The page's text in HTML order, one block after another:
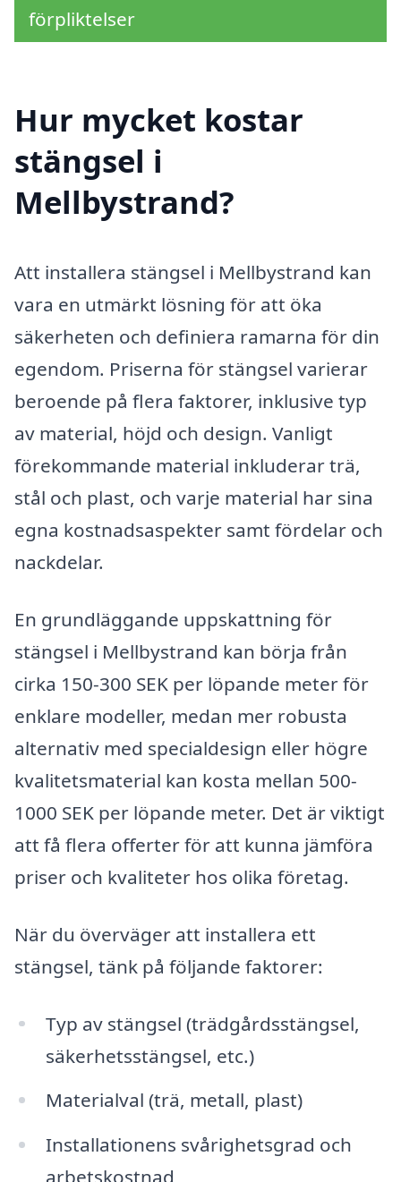
förpliktelser
Hur mycket kostar
stängsel i
Mellbystrand?
Att installera stängsel i Mellbystrand kan
vara en utmärkt lösning för att öka
säkerheten och definiera ramarna för din
egendom. Priserna för stängsel varierar
beroende på flera faktorer, inklusive typ
av material, höjd och design. Vanligt
förekommande material inkluderar trä,
stål och plast, och varje material har sina
egna kostnadsaspekter samt fördelar och
nackdelar.
En grundläggande uppskattning för
stängsel i Mellbystrand kan börja från
cirka 150-300 SEK per löpande meter för
enklare modeller, medan mer robusta
alternativ med specialdesign eller högre
kvalitetsmaterial kan kosta mellan 500-
1000 SEK per löpande meter. Det är viktigt
att få flera offerter för att kunna jämföra
priser och kvaliteter hos olika företag.
När du överväger att installera ett
stängsel, tänk på följande faktorer:
Typ av stängsel (trädgårdsstängsel,
säkerhetsstängsel, etc.)
Materialval (trä, metall, plast)
Installationens svårighetsgrad och
arbetskostnad